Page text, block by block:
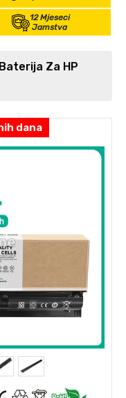
12 Mjeseci
Jamstva
Za HP
dana